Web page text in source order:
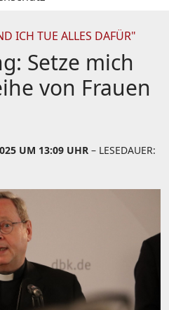
ICH TUE ALLES DAFÜR"
Setze mich
von Frauen
UM 13:09 UHR – LESEDAUER: